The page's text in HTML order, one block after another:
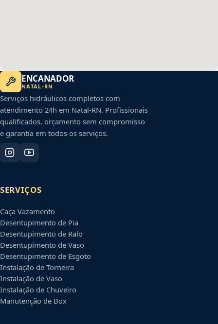
ENCANADOR
NATAL-RN
Serviços hidráulicos completos com
atendimento 24h em Natal-RN. Profissionais
qualificados, orçamento sem compromisso
e garantia em todos os serviços.
SERVIÇOS
Caça Vazamento
Desentupimento de Pia
Desentupimento de Ralo
Desentupimento de Vaso
Desentupimento de Esgoto
Instalação de Torneira
Instalação de Vaso
Instalação de Chuveiro
Manutenção de Box